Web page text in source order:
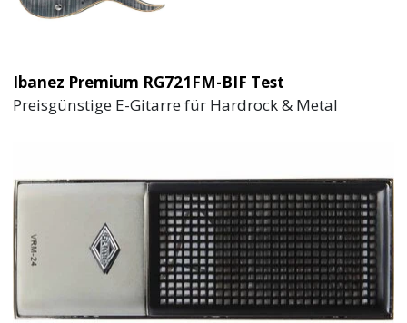
Ibanez Premium RG721FM-BIF Test
Preisgünstige E-Gitarre für Hardrock & Metal